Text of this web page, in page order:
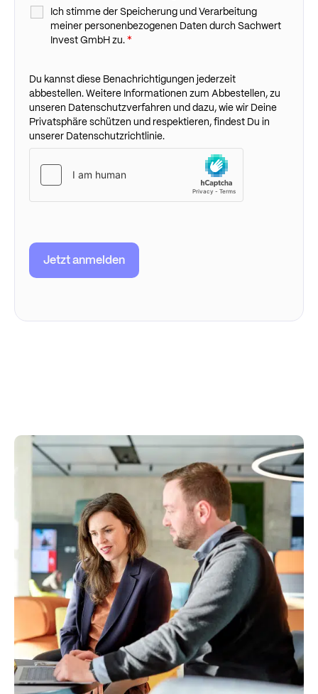
Ich stimme der Speicherung und Verarbeitung
meiner personenbezogenen Daten durch Sachwert
Invest GmbH zu. *
Du kannst diese Benachrichtigungen jederzeit
abbestellen. Weitere Informationen zum Abbestellen, zu
unseren Datenschutzverfahren und dazu, wie wir Deine
Privatsphäre schützen und respektieren, findest Du in
unserer Datenschutzrichtlinie.